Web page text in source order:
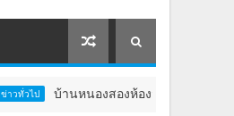
บ้านหนองสองห้องจัดใหญ่ “แห่เทียนพรรษา